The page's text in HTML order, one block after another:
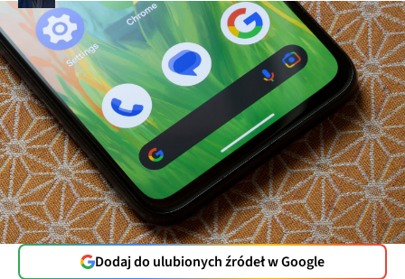
Dodaj do ulubionych źródeł w Google